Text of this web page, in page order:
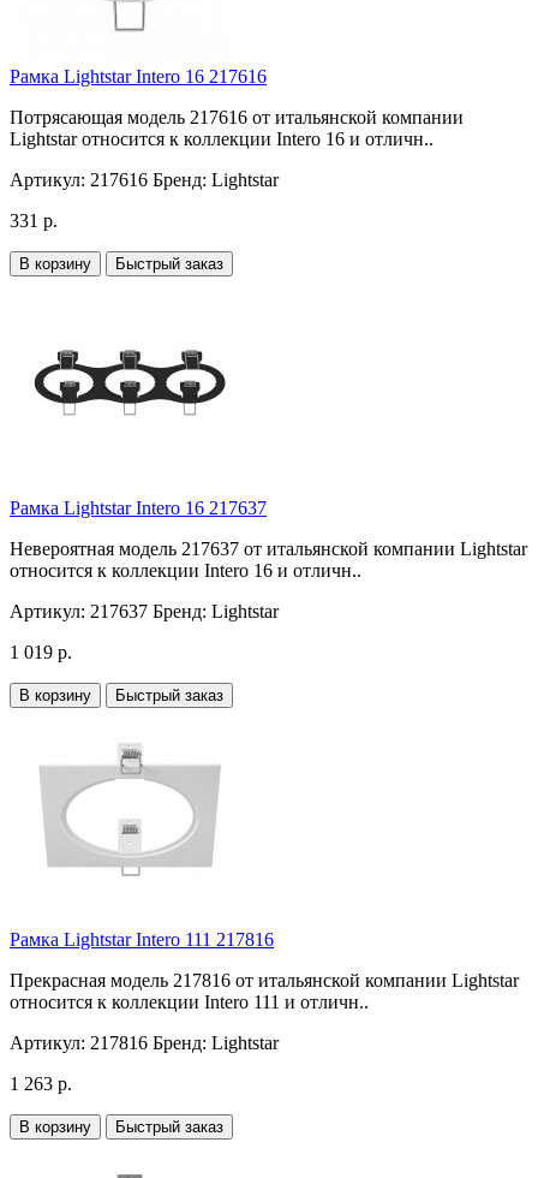
Рамка Lightstar Intero 16 217616
Потрясающая модель 217616 от итальянской компании
Lightstar относится к коллекции Intero 16 и отличн..
Артикул: 217616 Бренд: Lightstar
331 р.
В корзину Быстрый заказ
Рамка Lightstar Intero 16 217637
Невероятная модель 217637 от итальянской компании Lightstar
относится к коллекции Intero 16 и отличн..
Артикул: 217637 Бренд: Lightstar
1 019 р.
В корзину Быстрый заказ
Рамка Lightstar Intero 111 217816
Прекрасная модель 217816 от итальянской компании Lightstar
относится к коллекции Intero 111 и отличн..
Артикул: 217816 Бренд: Lightstar
1 263 р.
В корзину Быстрый заказ